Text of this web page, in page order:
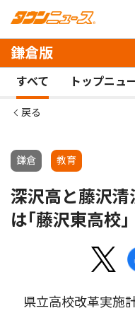
鎌倉版
すべて トップニュ
戻る
鎌倉 教育
深沢高と藤沢
は｢藤沢東高校
県立高校改革実施